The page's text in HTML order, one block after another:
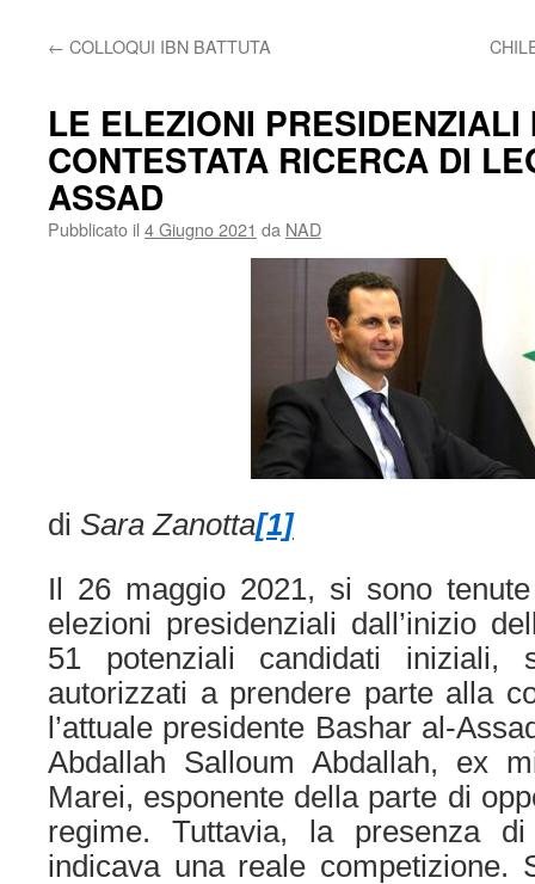
← COLLOQUI IBN BATTUTA
LE ELEZIONI
CONTESTATA RICERCA DI
ASSAD
Pubblicato il 4 Giugno 2021 da NAD
di Sara Zanotta[1]
Il 26 maggio 2021, si sono
elezioni presidenziali dall’inizio
51 potenziali candidati iniziali,
autorizzati a prendere parte alla
l’attuale presidente Bashar al-
Abdallah Salloum Abdallah, ex
Marei, esponente della parte di
regime. Tuttavia, la presenza
indicava una reale competizione.